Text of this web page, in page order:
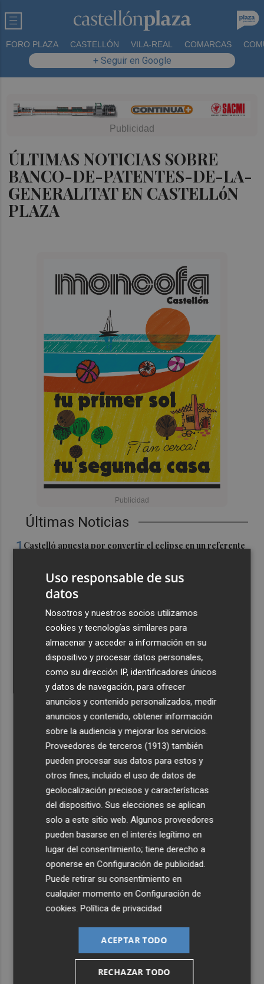
FORO PLAZA CASTELLÓN VILA-REAL COMARCAS
+ Seguir en Google
ÚLTIMAS NOTICIAS SOBRE
BANCO-DE-PATENTES-DE-LA-
GENERALITAT EN CASTELLóN
PLAZA
Últimas Noticias
1Castelló apuesta por convertir el eclipse en un referente
El Villarreal anuncia a sus seis capitanes: Gerard
Moreno, Foyth, Comesaña, Ayoze, Cardona y Logan
Costa
Más problemas en el lateral derecho: Monferrer sufre
una lesión muscular
San Javier da viabilidad al nuevo contrato del transporte
urbano y a un hotel de cuatro estrellas en La Manga con
324 habitaciones
Estos son los estrenos que abren la cartelera en agosto:
de la comedia 'El último mono' a una nueva entrega de
Uso responsable de sus
datos
Nosotros y nuestros socios utilizamos
cookies y tecnologías similares para
almacenar y acceder a información en su
dispositivo y procesar datos personales,
como su dirección IP, identificadores únicos
y datos de navegación, para ofrecer
anuncios y contenido personalizados, medir
anuncios y contenido, obtener información
sobre la audiencia y mejorar los servicios.
Proveedores de terceros (1913) también
pueden procesar sus datos para estos y
otros fines, incluido el uso de datos de
geolocalización precisos y características
del dispositivo. Sus elecciones se aplican
solo a este sitio web. Algunos proveedores
pueden basarse en el interés legítimo en
lugar del consentimiento; tiene derecho a
oponerse enConfiguración de publicidad
Puede retirar su consentimiento en
cualquier momento enConfiguración de
cookies .Política de privacidad
ACEPTAR TODO
RECHAZAR TODO